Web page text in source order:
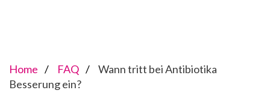
Home FAQ
Wann tritt bei Antibiotika
Besserung ein?